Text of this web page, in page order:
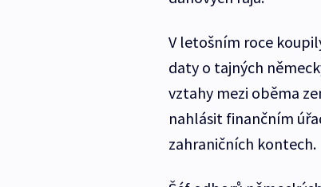
V letošním roce
daty o tajných
vztahy mezi oběma
nahlásit finančním
zahraničních kontech.